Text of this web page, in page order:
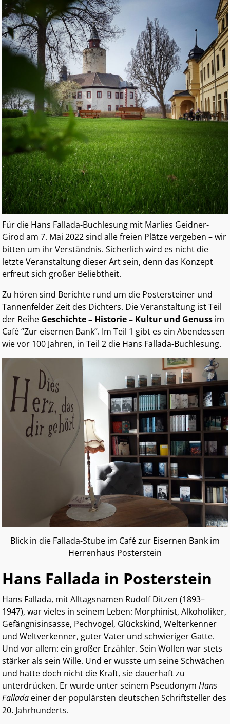
Für die Hans Fallada-Buchlesung mit Marlies Geidner-
Girod am 7. Mai 2022 sind alle freien Plätze vergeben – wir
bitten um ihr Verständnis. Sicherlich wird es nicht die
letzte Veranstaltung dieser Art sein, denn das Konzept
erfreut sich großer Beliebtheit.
Zu hören sind Berichte rund um die Postersteiner und
Tannenfelder Zeit des Dichters. Die Veranstaltung ist Teil
der Reihe Geschichte – Historie – Kultur und Genuss im
Café “Zur eisernen Bank”. Im Teil 1 gibt es ein Abendessen
wie vor 100 Jahren, in Teil 2 die Hans Fallada-Buchlesung.
Blick in die Fallada-Stube im Café zur Eisernen Bank im
Herrenhaus Posterstein
Hans Fallada in Posterstein
Hans Fallada, mit Alltagsnamen Rudolf Ditzen (1893–
1947), war vieles in seinem Leben: Morphinist, Alkoholiker,
Gefängnisinsasse, Pechvogel, Glückskind, Welterkenner
und Weltverkenner, guter Vater und schwieriger Gatte.
Und vor allem: ein großer Erzähler. Sein Wollen war stets
stärker als sein Wille. Und er wusste um seine Schwächen
und hatte doch nicht die Kraft, sie dauerhaft zu
unterdrücken. Er wurde unter seinem PseudonymHans
Fallada einer der populärsten deutschen Schriftsteller des
20. Jahrhunderts.